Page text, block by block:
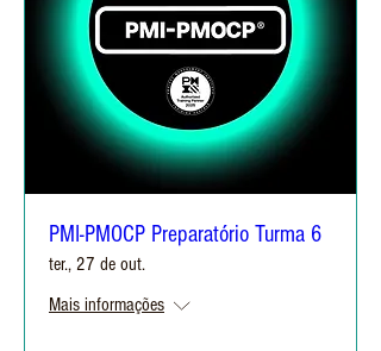
PMI-PMOCP Preparatório Turma 6
ter., 27 de out.
Mais informações